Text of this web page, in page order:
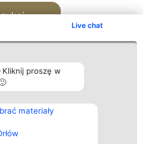
Live chat
proszę w
materiały
Kontakt
Kontakt